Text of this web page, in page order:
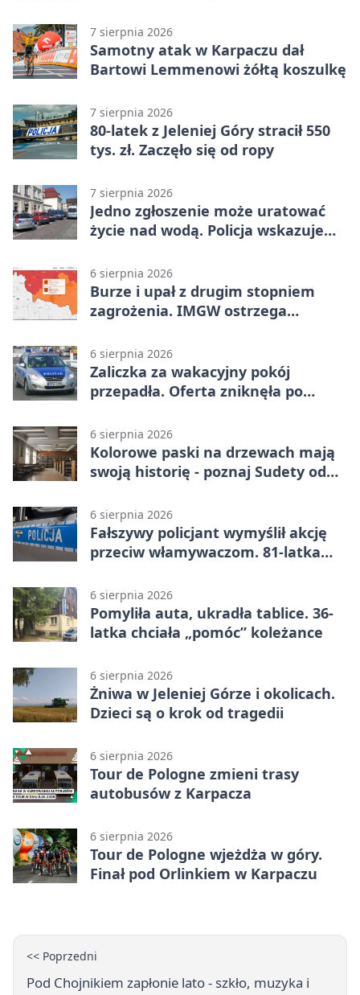
7 sierpnia 2026
Samotny atak w Karpaczu dał
Bartowi Lemmenowi żółtą koszulkę
7 sierpnia 2026
80-latek z Jeleniej Góry stracił 550
tys. zł. Zaczęło się od ropy
7 sierpnia 2026
Jedno zgłoszenie może uratować
życie nad wodą. Policja wskazuje
6 sierpnia 2026
Burze i upał z drugim stopniem
zagrożenia. IMGW ostrzega
6 sierpnia 2026
Zaliczka za wakacyjny pokój
przepadła. Oferta zniknęła po
6 sierpnia 2026
Kolorowe paski na drzewach mają
swoją historię - poznaj Sudety od
6 sierpnia 2026
Fałszywy policjant wymyślił akcję
przeciw włamywaczom. 81-latka
6 sierpnia 2026
Pomyliła auta, ukradła tablice. 36-
latka chciała „pomóc” koleżance
6 sierpnia 2026
Żniwa w Jeleniej Górze i okolicach.
Dzieci są o krok od tragedii
6 sierpnia 2026
Tour de Pologne zmieni trasy
autobusów z Karpacza
6 sierpnia 2026
Tour de Pologne wjeżdża w góry.
Finał pod Orlinkiem w Karpaczu
<< Poprzedni
Pod Chojnikiem zapłonie lato - szkło, muzyka i